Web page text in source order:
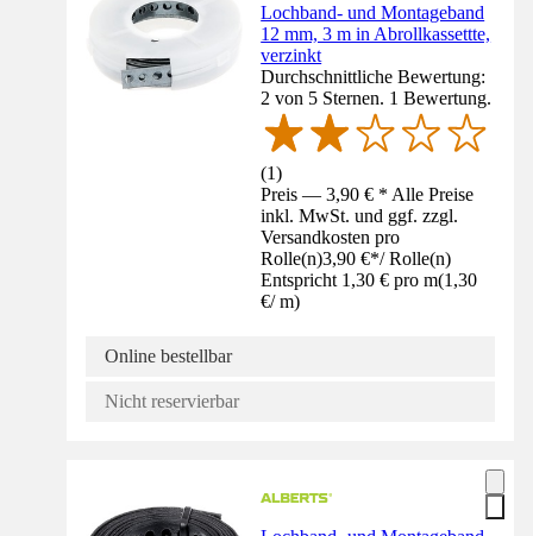
Lochband- und Montageband
12 mm, 3 m in Abrollkassettte,
verzinkt
Durchschnittliche Bewertung:
2 von 5 Sternen. 1 Bewertung.
(1)
Preis — 3,90 € * Alle Preise
inkl. MwSt. und ggf. zzgl.
Versandkosten pro
Rolle(n)3,90 €*/ Rolle(n)
Entspricht 1,30 € pro m(1,30
€/ m)
Online bestellbar
Nicht reservierbar